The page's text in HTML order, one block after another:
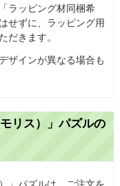
ラッピング材同梱希
せずに、ラッピング用
だきます。
ザインが異なる場合も
リス）」パズルの
」パズルは、ご注文を